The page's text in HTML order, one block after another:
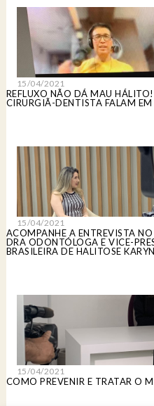
15/04/2021
REFLUXO NÃO DÁ MAU
CIRURGIÃ-DENTISTA FALAM
15/04/2021
ACOMPANHE A ENTREVISTA
DRA ODONTÓLOGA E VICE-
BRASILEIRA DE HALITOSE
15/04/2021
COMO PREVENIR E TRATAR O